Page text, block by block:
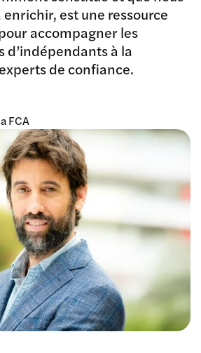
est une ressource
accompagner les
d’indépendants à la
de confiance.
FCA